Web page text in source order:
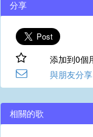
分享
添加到0個
與朋友分享
相關的歌